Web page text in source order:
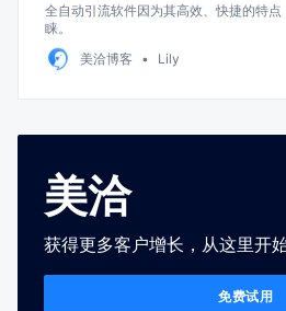
全自动引流软件因为其高效、快捷的特
睐。
美洽博客
Lily
美洽
获得更多客户增长，从这里开
免费试用